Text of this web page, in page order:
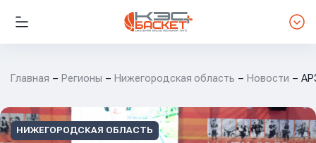
Главная Регионы Нижегородская область Новости
НИЖЕГОРОДСКАЯ ОБЛАСТЬ